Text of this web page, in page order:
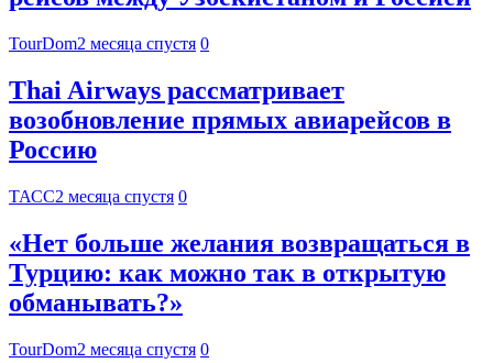
TourDom2 месяца спустя 0
Thai Airways рассматривает
возобновление прямых авиарейсов в
Россию
ТАСС2 месяца спустя 0
«Нет больше желания возвращаться в
Турцию: как можно так в открытую
обманывать?»
TourDom2 месяца спустя 0